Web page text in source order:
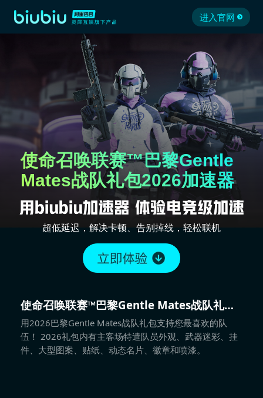
进入官网
使命召唤联赛™巴黎Gentle
Mates战队礼包2026加速器
超低延迟，解决卡顿、告别掉线，轻松联机
使命召唤联赛™巴黎Gentle Mates战队礼包
2026
用2026巴黎Gentle Mates战队礼包支持您最喜欢的队
伍！ 2026礼包内有主客场特遣队员外观、武器迷彩、挂
件、大型图案、贴纸、动态名片、徽章和喷漆。